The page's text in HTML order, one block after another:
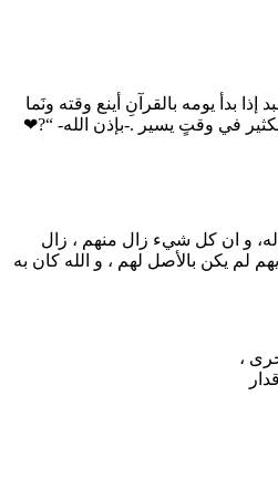
بدأ يومه بالقرآنِ أينع وقته ونَما
في وقتٍ يسير .-بإذن الله- “?❤
و ان كل شيء زال منهم ، زال
لم يكن بالأصل لهم ، و الله كان به
،